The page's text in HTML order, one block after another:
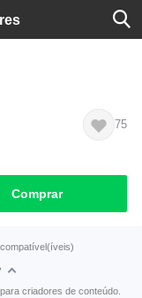
75
Comprar
criadores de conteúdo.